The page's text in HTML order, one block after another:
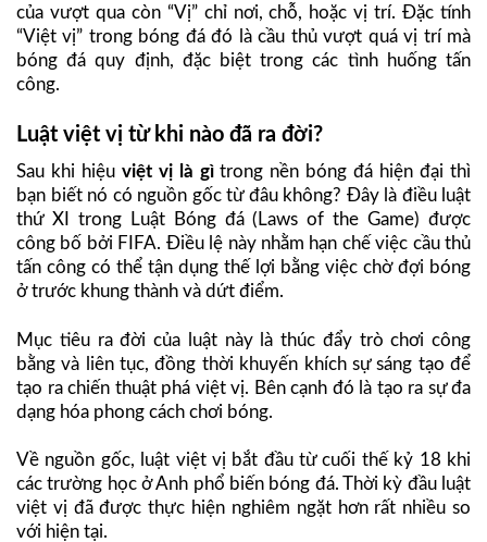
của vượt qua còn “Vị” chỉ nơi, chỗ, hoặc vị trí. Đặc tính
“Việt vị” trong bóng đá đó là cầu thủ vượt quá vị trí mà
bóng đá quy định, đặc biệt trong các tình huống tấn
công.
Luật việt vị từ khi nào đã ra đời?
Sau khi hiệu việt vị là gìtrong nền bóng đá hiện đại thì
bạn biết nó có nguồn gốc từ đâu không? Đây là điều luật
thứ XI trong Luật Bóng đá (Laws of the Game) được
công bố bởi FIFA. Điều lệ này nhằm hạn chế việc cầu thủ
tấn công có thể tận dụng thế lợi bằng việc chờ đợi bóng
ở trước khung thành và dứt điểm.
Mục tiêu ra đời của luật này là thúc đẩy trò chơi công
bằng và liên tục, đồng thời khuyến khích sự sáng tạo để
tạo ra chiến thuật phá việt vị. Bên cạnh đó là tạo ra sự đa
dạng hóa phong cách chơi bóng.
Về nguồn gốc, luật việt vị bắt đầu từ cuối thế kỷ 18 khi
các trường học ở Anh phổ biến bóng đá. Thời kỳ đầu luật
việt vị đã được thực hiện nghiêm ngặt hơn rất nhiều so
với hiện tại.